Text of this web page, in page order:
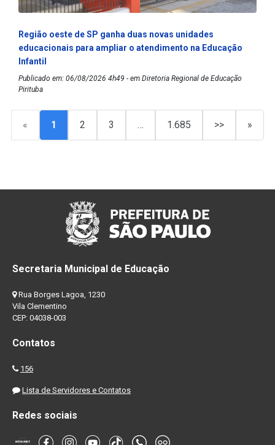
Região oeste de SP ganha duas novas unidades
educacionais para ampliar o atendimento na Educação
Infantil
Publicado em: 06/08/2026 4h49 - em Diretoria Regional de Educação
Pirituba
« 1 2 3 … 1.685 >> »
Secretaria Municipal de Educação
Rua Borges Lagoa, 1230
Vila Clementino
CEP: 04038-003
Contatos
156
Lista de Servidores e Contatos
Redes sociais